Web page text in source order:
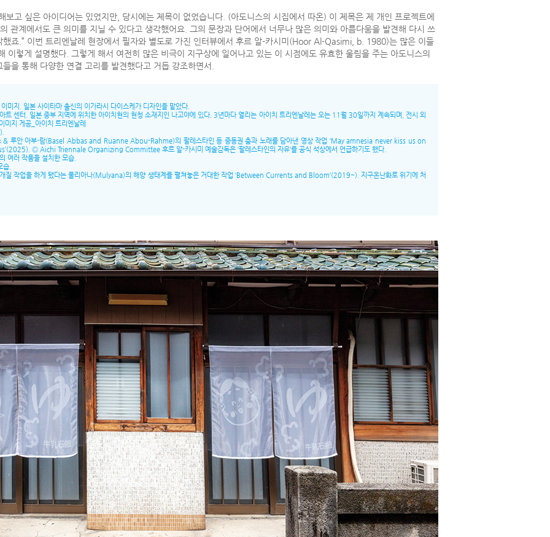
보고 싶은 아이디어는 있었지만, 당시에는 제목이 없었습니다. (아도니스의 시집에서 따온) 이 제목은 제 개인 프로젝트에
관계에서도 큰 의미를 지닐 수 있다고 생각했어요. 그의 문장과 단어에서 너무나 많은 의미와 아름다움을 발견해 다시 쓰
죠.” 이번 트리엔날레 현장에서 필자와 별도로 가진 인터뷰에서 후르 알-카시미(Hoor Al-Qasimi, b. 1980)는 많은 이들
이렇게 설명했다. 그렇게 해서 여전히 많은 비극이 지구상에 일어나고 있는 이 시점에도 유효한 울림을 주는 아도니스의
을 통해 다양한 연결 고리를 발견했다고 거듭 강조하면서.
미지. 일본 사이타마 출신의 이가라시 다이스케가 디자인을 맡았다.
트 센터. 일본 중부 지역에 위치한 아이치현의 현청 소재지인 나고야에 있다. 3년마다 열리는 아이치 트리엔날레는 오는 11월 30일까지 계속되며, 전시 외
미지 게공_아이치 트리엔날레
& 루안 아부-람(Basel Abbas and Ruanne Abou-Rahme)의 팔레스타인 등 중동권 춤과 노래를 담아낸 영상 작업 ‘May amnesia never kiss us on
Ⓒ Aichi Triennale Organizing Committee 후르 알-카시미 예술감독은 ‘팔레스타인의 자유’를 공식 석상에서 언급하기도 했다.
여러 작품을 설치한 모습.
습.
질 작업을 하게 됐다는 물리아나(Mulyana)의 해양 생태계를 펼쳐놓은 거대한 작업 ‘Between Currents and Bloom’(2019~). 지구온난화로 위기에 처